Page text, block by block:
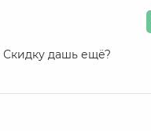
Скидку дашь ещё?